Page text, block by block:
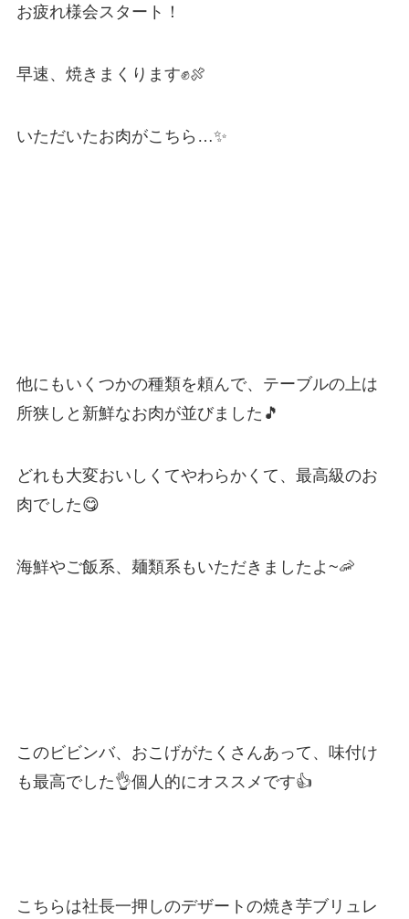
お疲れ様会スタート！
早速、焼きまくります✊🍖
いただいたお肉がこちら…✨
他にもいくつかの種類を頼んで、テーブルの上は
所狭しと新鮮なお肉が並びました🎵
どれも大変おいしくてやわらかくて、最高級のお
肉でした😋
海鮮やご飯系、麺類系もいただきましたよ~🦐
このビビンバ、おこげがたくさんあって、味付け
も最高でした👌個人的にオススメです👍
こちらは社長一押しのデザートの焼き芋ブリュレ